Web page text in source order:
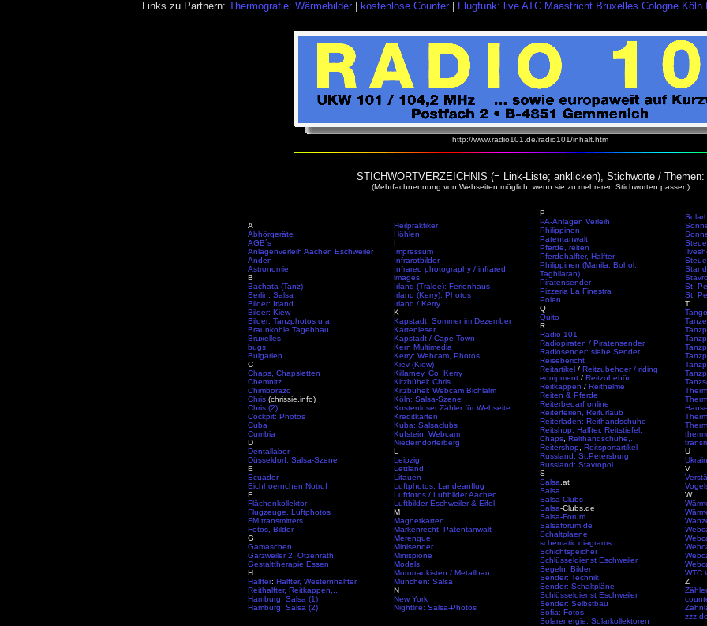
Links zu Partnern: Thermografie: Wärmebilder| kostenlose Counter| Flugfunk: live ATC Maastricht Bruxelles Cologne Köln
http://www.radio101.de/radio101/inhalt.htm
STICHWORTVERZEICHNIS (= Link-Liste; anklicken), Stichworte / Themen:
(Mehrfachnennung von Webseiten möglich, wenn sie zu mehreren Stichworten passen)
A
Abhörgeräte
AGB´s
Anlagenverleih Aachen Eschweiler
Anden
Astronomie
B
Bachata (Tanz)
Berlin: Salsa
Bilder: Irland
Bilder: Kiew
Bilder: Tanzphotos u.a.
Braunkohle Tagebbau
Bruxelles
bugs
Bulgarien
C
Chaps, Chapsletten
Chemnitz
Chimborazo
Chris (chrissie.info)
Chris (2)
Cockpit: Photos
Cuba
Cumbia
D
Dentallabor
Düsseldorf: Salsa-Szene
E
Ecuador
Eichhoernchen Notruf
F
Flächenkollektor
Flugzeuge, Luftphotos
FM transmitters
Fotos, Bilder
G
Gamaschen
Garzweiler 2: Otzenrath
Gestalttherapie Essen
H
Halfter: Halfter, Westernhalfter,
Reithalfter, Reitkappen,..
Hamburg: Salsa (1)
Hamburg: Salsa (2)
Heilpraktiker
Höhlen
I
Impressum
Infrarotbilder
Infrared photography / infrared
images
Irland (Tralee): Ferienhaus
Irland (Kerry): Photos
Irland / Kerry
K
Kapstadt: Sommer im Dezember
Kartenleser
Kapstadt / Cape Town
Kern Multimedia
Kerry: Webcam, Photos
Kiev (Kiew)
Killarney, Co. Kerry
Kitzbühel: Chris
Kitzbühel: Webcam Bichlalm
Köln: Salsa-Szene
Kostenloser Zähler für Webseite
Kreditkarten
Kuba: Salsaclubs
Kufstein: Webcam
Niederndorferberg
L
Leipzig
Lettland
Litauen
Luftphotos, Landeanflug
Luftfotos / Luftbilder Aachen
Luftbilder Eschweiler & Eifel
M
Magnetkarten
Markenrecht: Patentanwalt
Merengue
Minisender
Minispione
Models
Motorradkisten / Metallbau
München: Salsa
N
New York
Nightlife: Salsa-Photos
P
PA-Anlagen Verleih
Philippinen
Patentanwalt
Pferde, reiten
Pferdehalfter, Halfter
Philippinen (Manila, Bohol,
Tagbilaran)
Piratensender
Pizzeria La Finestra
Polen
Q
Quito
R
Radio 101
Radiopiraten / Piratensender
Radiosender: siehe Sender
Reisebericht
Reitartikel / Reitzubehoer / riding
equipment / Reitzubehör:
Reitkappen / Reithelme
Reiten & Pferde
Reiterbedarf online
Reiterferien, Reiturlaub
Reiterladen: Reithandschuhe
Reitshop: Halfter, Reitstiefel,
Chaps Reithandschuhe,..
Reitershop Reitsportartikel
Russland: St.Petersburg
Russland: Stavropol
S
Salsa .at
Salsa
Salsa-Clubs
Salsa-Clubs.de
Salsa-Forum
Salsaforum.de
Schaltplaene
schematic diagrams
Schichtspeicher
Schlüsseldienst Eschweiler
Segeln: Bilder
Sender: Technik
Sender: Schaltpläne
Schlüsseldienst Eschweiler
Sender: Selbstbau
Sofia: Fotos
Solarenergie, Solarkollektoren
St.
St.
T
Tango
U
V
W
WTC
Z